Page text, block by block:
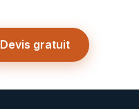
Devis gratuit